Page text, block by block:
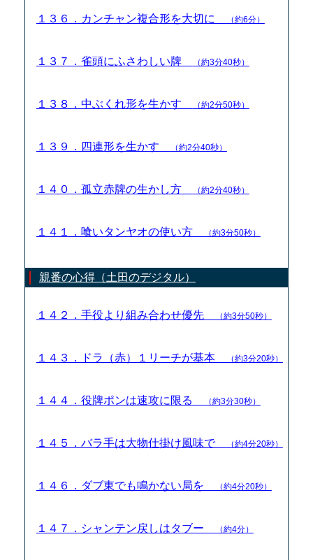
１３６．カンチャン複合形を大切に （約6分）
１３７．雀頭にふさわしい牌 （約3分40秒）
１３８．中ぶくれ形を生かす （約2分50秒）
１３９．四連形を生かす （約2分40秒）
１４０．孤立赤牌の生かし方 （約2分40秒）
１４１．喰いタンヤオの使い方 （約3分50秒）
親番の心得（土田のデジタル）
１４２．手役より組み合わせ優先 （約3分50秒）
１４３．ドラ（赤）１リーチが基本 （約3分20秒）
１４４．役牌ポンは速攻に限る （約3分30秒）
１４５．バラ手は大物仕掛け風味で （約4分20秒）
１４６．ダブ東でも鳴かない局を （約4分20秒）
１４７．シャンテン戻しはタブー （約4分）